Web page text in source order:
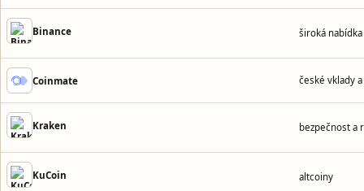
Binance široká
Coinmate české vklady
Kraken bezpečnost a
KuCoin altcoiny